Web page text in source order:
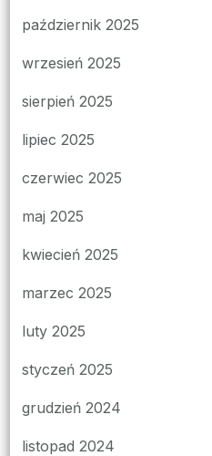
październik 2025
wrzesień 2025
sierpień 2025
lipiec 2025
czerwiec 2025
maj 2025
kwiecień 2025
marzec 2025
luty 2025
styczeń 2025
grudzień 2024
listopad 2024